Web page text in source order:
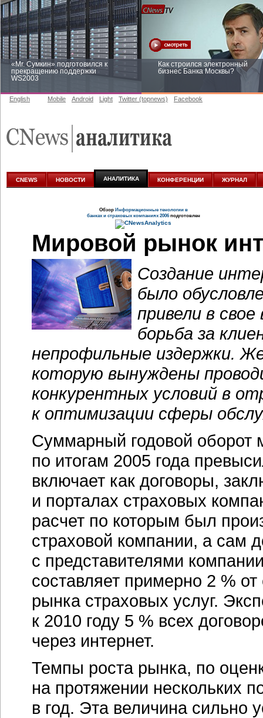
«Mr. Сумкин» подготовился к
прекращению поддержки
WS2003
Как строился электронный
бизнес Банка Москвы?
аналитике
English Mobile Android Light Twitter (topnews) Facebook
CNEWS НОВОСТИ АНАЛИТИКА КОНФЕРЕНЦИИ ЖУРНАЛ
Обзор Информационные тенологии в
банках и страховых компаниях 2006подготовлен
Мировой рынок
Создание
было
привели в
борьба за
непрофильные издержки.
которую вынуждены
конкурентных условий в
к оптимизации сферы
Суммарный годовой оборот
по итогам 2005 года
включает как договоры,
и порталах страховых
расчет по которым был
страховой компании, а сам
с представителями
составляет примерно 2 %
рынка страховых услуг.
к 2010 году 5 % всех
через интернет.
Темпы роста рынка, по
на протяжении нескольких
в год. Эта величина сильно